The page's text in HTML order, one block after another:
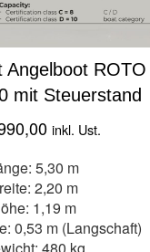
Angelboot ROTO
mit Steuerstand
inkl. Ust.
5,30 m
2,20 m
1,19 m
0,53 m (Langschaft)